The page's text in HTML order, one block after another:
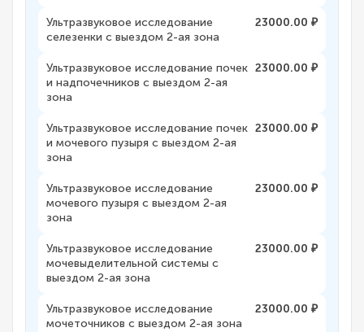
Ультразвуковое исследование
селезенки с выездом 2-ая зона
23000.00 ₽
Ультразвуковое исследование почек
и надпочечников с выездом 2-ая
зона
23000.00 ₽
Ультразвуковое исследование почек
и мочевого пузыря с выездом 2-ая
зона
23000.00 ₽
Ультразвуковое исследование
мочевого пузыря с выездом 2-ая
зона
23000.00 ₽
Ультразвуковое исследование
мочевыделительной системы с
выездом 2-ая зона
23000.00 ₽
Ультразвуковое исследование
мочеточников с выездом 2-ая зона
23000.00 ₽